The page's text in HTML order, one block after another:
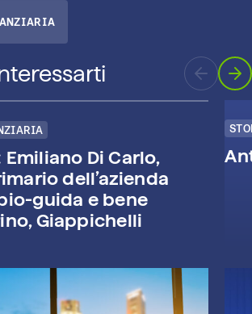
Emiliano Di Carlo,
dell’azienda
guida e bene
Giappichelli